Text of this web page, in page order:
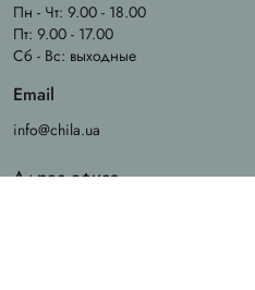
Пн - Чт: 9.00 - 18.00
Пт: 9.00 - 17.00
Сб - Вс: выходные
Email
info@chila.ua
Адрес офиса